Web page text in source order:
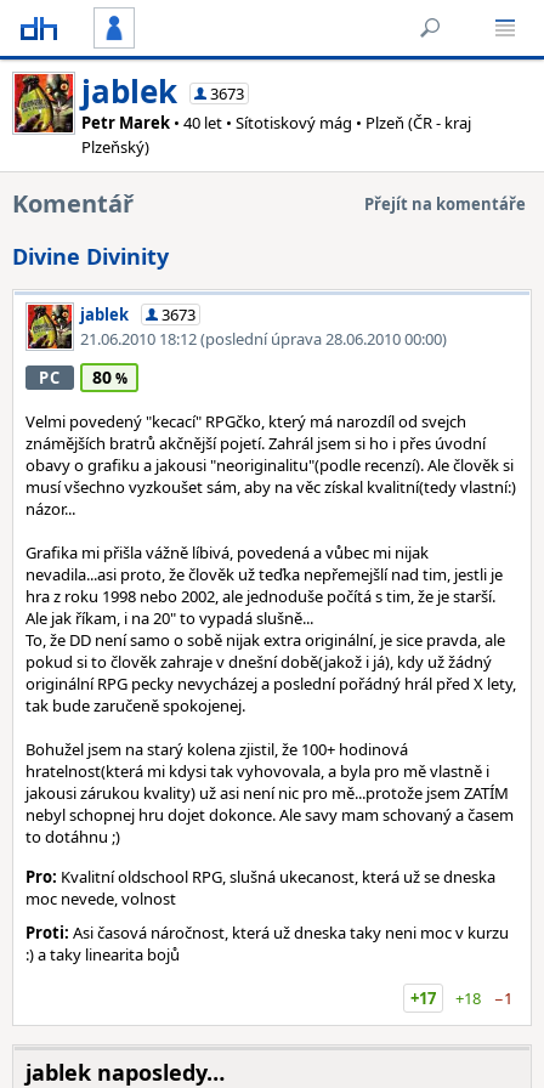
jablek
3673
Petr Marek • 40 let • Sítotiskový mág • Plzeň (ČR - kraj
Plzeňský)
Komentář Přejít na komentáře
Divine Divinity
jablek
3673
21.06.2010 18:12(poslední úprava 28.06.2010 00:00)
PC
80
Velmi povedený "kecací" RPGčko, který má narozdíl od svejch
známějších bratrů akčnější pojetí. Zahrál jsem si ho i přes úvodní
obavy o grafiku a jakousi "neoriginalitu"(podle recenzí). Ale člověk si
musí všechno vyzkoušet sám, aby na věc získal kvalitní(tedy vlastní:)
názor...
Grafika mi přišla vážně líbivá, povedená a vůbec mi nijak
nevadila...asi proto, že člověk už teďka nepřemejšlí nad tim, jestli je
hra z roku 1998 nebo 2002, ale jednoduše počítá s tim, že je starší.
Ale jak říkam, i na 20" to vypadá slušně...
To, že DD není samo o sobě nijak extra originální, je sice pravda, ale
pokud si to člověk zahraje v dnešní době(jakož i já), kdy už žádný
originální RPG pecky nevycházej a poslední pořádný hrál před X lety,
tak bude zaručeně spokojenej.
Bohužel jsem na starý kolena zjistil, že 100+ hodinová
hratelnost(která mi kdysi tak vyhovovala, a byla pro mě vlastně i
jakousi zárukou kvality) už asi není nic pro mě...protože jsem ZATÍM
nebyl schopnej hru dojet dokonce. Ale savy mam schovaný a časem
to dotáhnu ;)
Pro: Kvalitní oldschool RPG, slušná ukecanost, která už se dneska
moc nevede, volnost
Proti: Asi časová náročnost, která už dneska taky neni moc v kurzu
:) a taky linearita bojů
+17
+18 −1
jablek naposledy…